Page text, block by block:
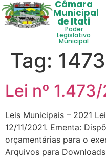
Câmara
Municipal
de Itati
Poder
Legislativo
Municipal
Tag: 1473
Lei nº
Leis Municipais – 2021
12/11/2021. Ementa:
orçamentárias para o
Arquivos para